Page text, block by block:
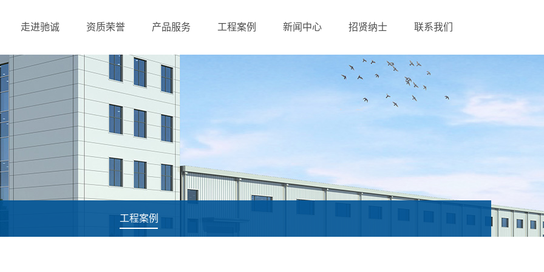
走进驰诚 资质荣誉 产品服务 工程案例 新闻中心 招贤纳士 联系我们
工程案例